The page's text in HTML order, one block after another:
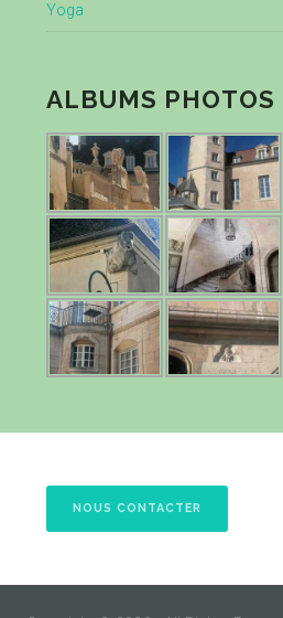
Yoga
ALBUMS PHOTOS
NOUS CONTACTER